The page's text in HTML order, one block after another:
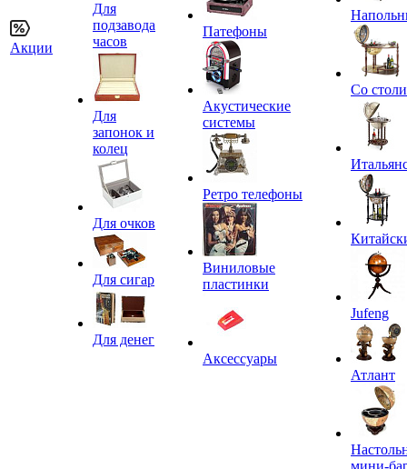
Акции
Для
подзавода
часов
Для
запонок и
колец
Для очков
Для сигар
Для денег
Патефоны
Акустические
системы
Ретро телефоны
Виниловые
пластинки
Аксессуары
Со
Jufeng
Атлант
мини-